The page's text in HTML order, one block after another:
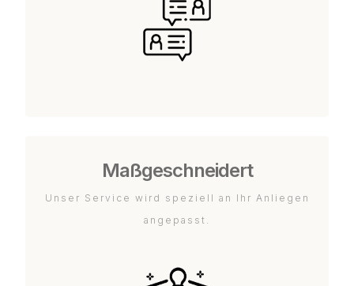
Maßgeschneidert
Unser Service wird speziell an Ihr Anliegen
angepasst.